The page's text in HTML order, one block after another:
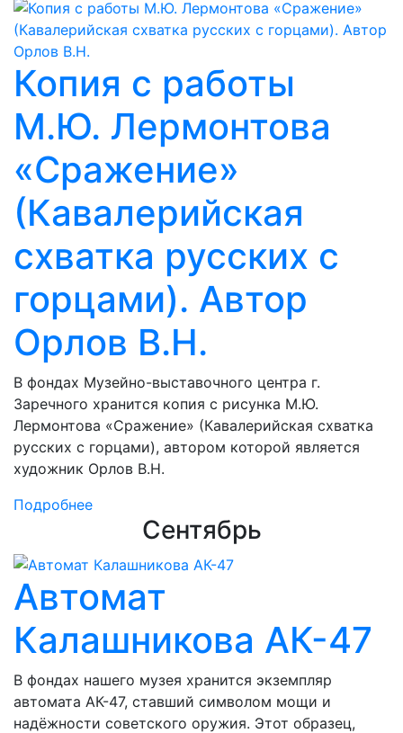
Копия с работы
М.Ю. Лермонтова
«Сражение»
(Кавалерийская
схватка русских с
горцами). Автор
Орлов В.Н.
В фондах Музейно-выставочного центра г.
Заречного хранится копия с рисунка М.Ю.
Лермонтова «Сражение» (Кавалерийская схватка
русских с горцами), автором которой является
художник Орлов В.Н.
Подробнее
Сентябрь
Автомат
Калашникова АК-47
В фондах нашего музея хранится экземпляр
автомата АК-47, ставший символом мощи и
надёжности советского оружия. Этот образец,